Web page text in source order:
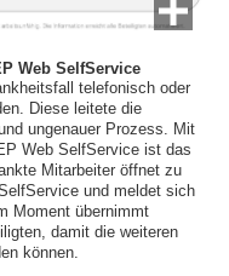
Web SelfService
telefonisch oder
Diese leitete die
ungenauer Prozess. Mit
Web SelfService ist das
Mitarbeiter öffnet zu
und meldet sich
Moment übernimmt
damit die weiteren
können.